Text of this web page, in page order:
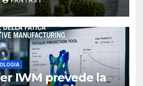
University
IWM prevede la